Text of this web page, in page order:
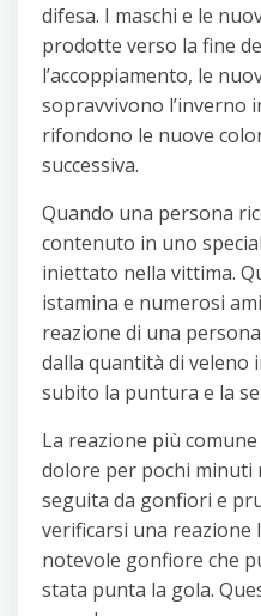
difesa. I maschi e le
prodotte verso la fine
l’accoppiamento, le
sopravvivono l’inverno
rifondono le nuove
successiva.
Quando una persona
contenuto in uno
iniettato nella vittima.
istamina e numerosi
reazione di una
dalla quantità di veleno
subito la puntura e la
La reazione più
dolore per pochi minuti
seguita da gonfiori e
verificarsi una reazione
notevole gonfiore che
stata punta la gola.